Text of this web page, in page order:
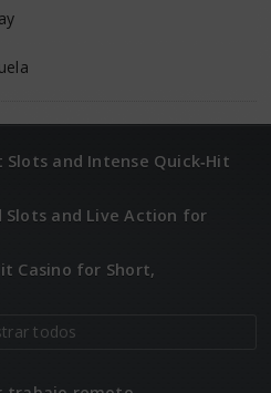
Slots and Intense Quick‑Hit
Slots and Live Action for
Casino for Short,
todos